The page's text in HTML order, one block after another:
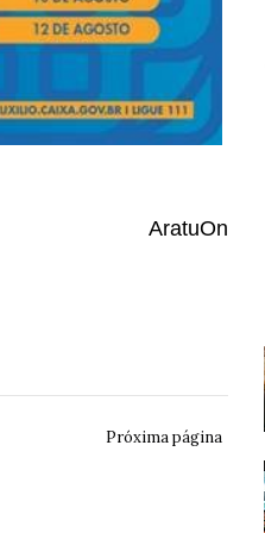
AratuOn
Próxima página